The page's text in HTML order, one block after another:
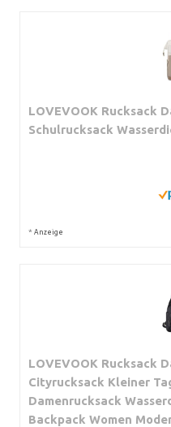
LOVEVOOK Rucksack
Schulrucksack
* Anzeige
LOVEVOOK Rucksack
Cityrucksack Kleiner
Damenrucksack
Backpack Women